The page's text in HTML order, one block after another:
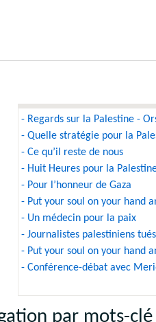
- Regards sur la Palestine -
- Quelle stratégie pour la
- Ce qu’il reste de nous
- Huit Heures pour la
- Pour l’honneur de Gaza
- Put your soul on your hand
- Un médecin pour la paix
- Journalistes palestiniens
- Put your soul on your hand
- Conférence-débat avec
par mots-clé